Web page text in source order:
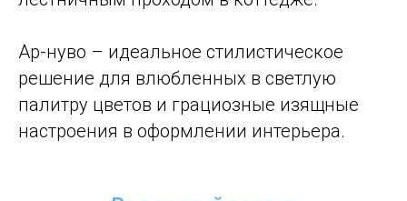
Ар-нуво – идеальное стилистическое
решение для влюбленных в светлую
палитру цветов и грациозные изящные
настроения в оформлении интерьера.